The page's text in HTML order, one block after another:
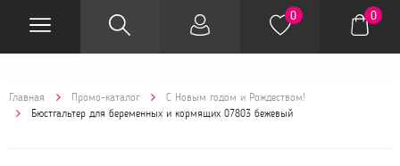
0 0
Главная Промо-каталог
С Новым годом и Рождеством!
Бюстгальтер для беременных и кормящих 07803 бежевый